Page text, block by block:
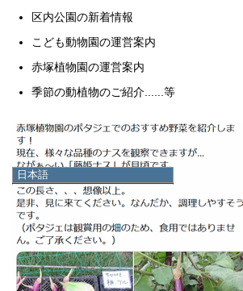
日本語
日本語
English
한국어
简体中文
繁體中文
区内公園の新着情報
こども動物園の運営案内
赤塚植物園の運営案内
季節の動植物のご紹介......等